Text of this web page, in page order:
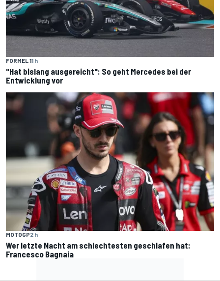
FORMEL 11 h
"Hat bislang ausgereicht": So geht Mercedes bei der
Entwicklung vor
MOTOGP2 h
Wer letzte Nacht am schlechtesten geschlafen hat:
Francesco Bagnaia